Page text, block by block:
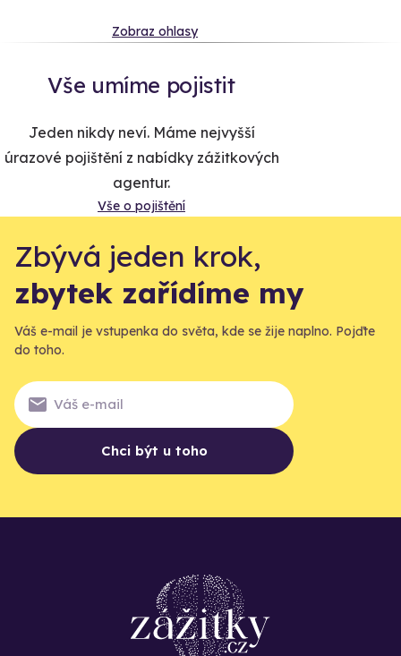
Zobraz ohlasy
Vše umíme pojistit
Jeden nikdy neví. Máme nejvyšší
úrazové pojištění z nabídky zážitkových
agentur.
Vše o pojištění
Zbývá jeden krok,
zbytek zařídíme my
Váš e-mail je vstupenka do světa, kde se žije naplno. Pojďte
do toho.
Chci být u toho